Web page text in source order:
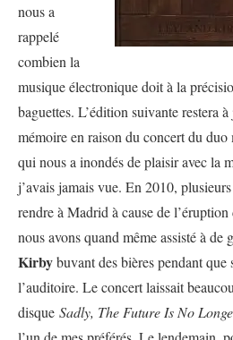
nous a
rappelé
combien la
musique électronique doit à la
baguettes. L’édition suivante restera
mémoire en raison du concert du duo
qui nous a inondés de plaisir avec la
j’avais jamais vue. En 2010, plusieurs
rendre à Madrid à cause de
nous avons quand même assisté à de
Kirbybuvant des bières pendant que
l’auditoire. Le concert laissait
disque Sadly, The Future Is No